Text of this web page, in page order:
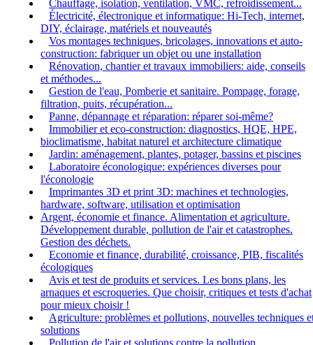
Chauffage, isolation, ventilation, VMC, refroidissement...
Électricité, électronique et informatique: Hi-Tech, internet,
DIY, éclairage, matériels et nouveautés
Vos montages techniques, bricolages, innovations et auto-
construction: fabriquer un objet ou une installation
Rénovation, chantier et travaux immobiliers: aide, conseils
et méthodes...
Gestion de l'eau, Pomberie et sanitaire. Pompage, forage,
filtration, puits, récupération...
Panne, dépannage et réparation: réparer soi-même?
Immobilier et eco-construction: diagnostics, HQE, HPE,
bioclimatisme, habitat naturel et architecture climatique
Jardin: aménagement, plantes, potager, bassins et piscines
Laboratoire éconologique: expériences diverses pour
l'éconologie
Imprimantes 3D et print 3D: machines et technologies,
hardware, software, utilisation et optimisation
Argent, économie et finance. Alimentation et agriculture.
Développement durable, pollution de l'air et catastrophes.
Gestion des déchets.
Economie et finance, durabilité, croissance, PIB, fiscalités
écologiques
Avis et test de produits et services. Les bons plans, les
arnaques et escroqueries. Que choisir, critiques et tests d'achat
pour mieux choisir !
Agriculture: problèmes et pollutions, nouvelles techniques
solutions
Pollution de l'air et solutions contre la pollution